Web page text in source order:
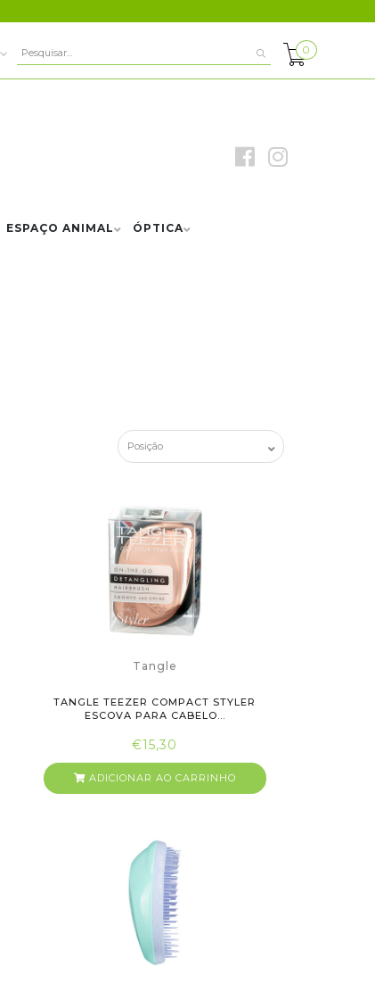
0
ESPAÇO ANIMAL ÓPTICA
Tangle
TANGLE TEEZER COMPACT STYLER
ESCOVA PARA CABELO...
€15,30
ADICIONAR AO CARRINHO